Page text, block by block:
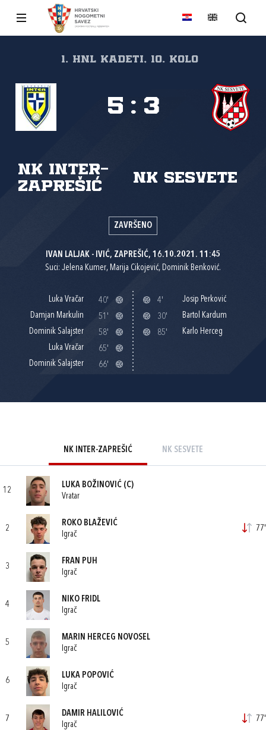
1. HNL Kadeti, 10. kolo
NK Inter-
Zaprešić
NK Sesvete
5 : 3
ZAVRŠENO
IVAN LALJAK - IVIĆ, ZAPREŠIĆ, 16.10.2021. 11:45
Suci: Jelena Kumer, Marija Cikojević, Dominik Benković.
Luka Vračar
40'
Damjan Markulin
51'
Dominik Salajster
58'
Luka Vračar
65'
Dominik Salajster
66'
4'
Josip Perković
30'
Bartol Kardum
85'
Karlo Herceg
NK INTER-ZAPREŠIĆ NK SESVETE
12
LUKA BOŽINOVIĆ (C)
Vratar
2
ROKO BLAŽEVIĆ
Igrač
77'
3
FRAN PUH
Igrač
4
NIKO FRIDL
Igrač
5
MARIN HERCEG NOVOSEL
Igrač
6
LUKA POPOVIĆ
Igrač
7
DAMIR HALILOVIĆ
Igrač
77'